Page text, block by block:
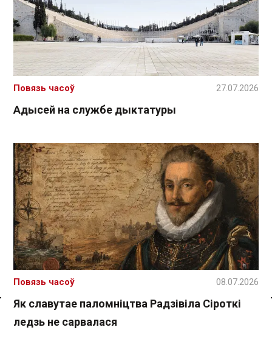
Спасылка без VPN
Адысей на службе дыктатуры
Повязь часоў 27.07.2026
Як славутае паломніцтва Радзівіла Сіроткі
ледзь не сарвалася
Повязь часоў 08.07.2026